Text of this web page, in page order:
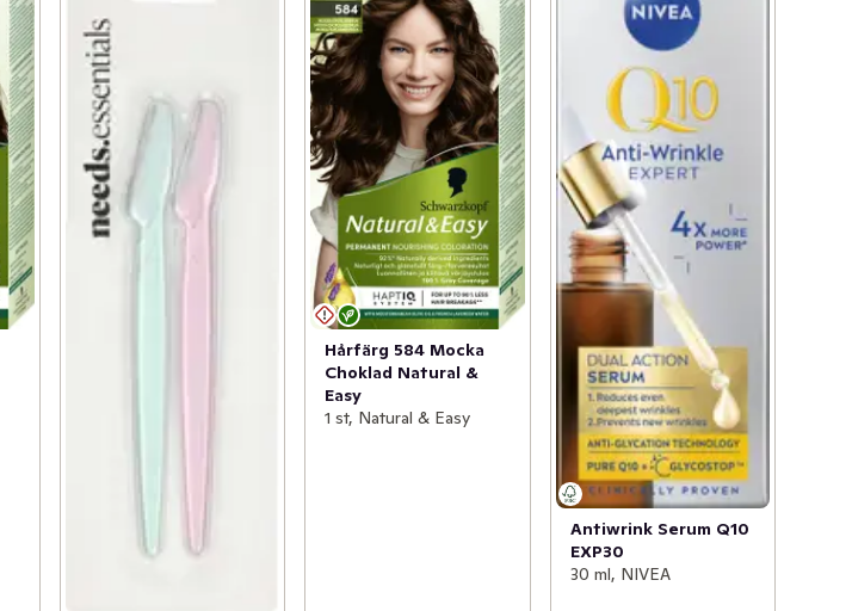
Hårfärg 584 Mocka
Choklad Natural &
Easy
1 st, Natural & Easy
Antiwrink Serum Q10
EXP30
30 ml, NIVEA